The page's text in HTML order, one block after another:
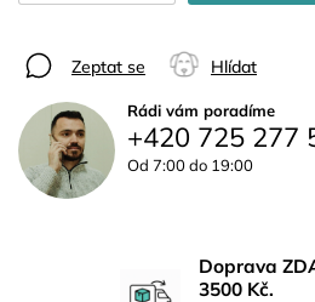
Zeptat se Hlídat
Rádi vám poradíme
+420 725 277
Od 7:00 do 19:00
Doprava
3500 Kč.